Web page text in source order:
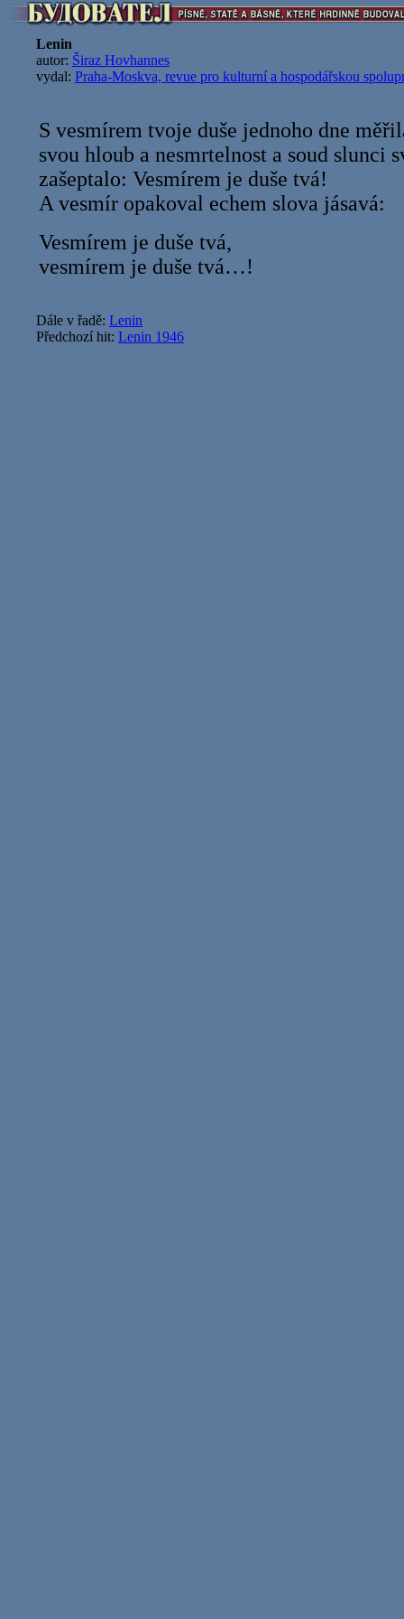
Lenin
autor: Širaz Hovhannes
vydal: Praha-Moskva, revue pro kulturní a hospodářskou
S vesmírem tvoje duše jednoho dne
svou hloub a nesmrtelnost a soud slunci
zašeptalo: Vesmírem je duše tvá!
A vesmír opakoval echem slova jásavá:
Vesmírem je duše tvá,
vesmírem je duše tvá…!
Dále v řadě: Lenin
Předchozí hit: Lenin 1946